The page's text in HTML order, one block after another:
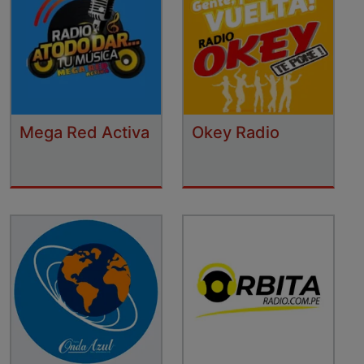
Mega Red Activa Okey Radio